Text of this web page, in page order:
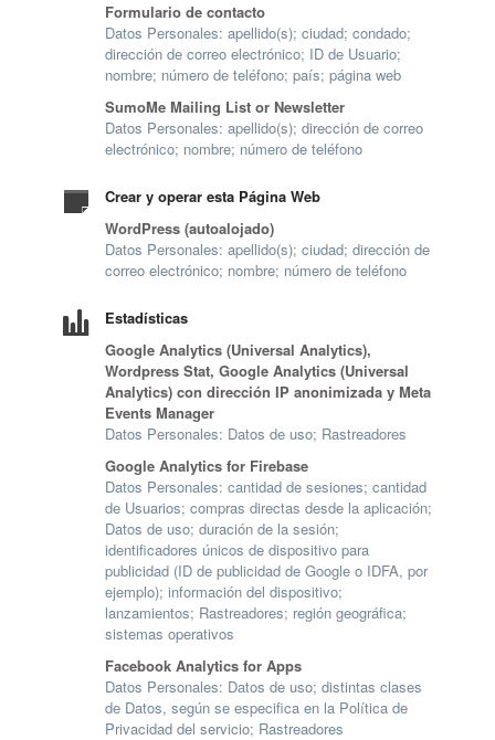
Formulario de contacto
Datos Personales: apellido(s); ciudad; condado;
dirección de correo electrónico; ID de Usuario;
nombre; número de teléfono; país; página web
SumoMe Mailing List or Newsletter
Datos Personales: apellido(s); dirección de correo
electrónico; nombre; número de teléfono
Crear y operar esta Página Web
WordPress (autoalojado)
Datos Personales: apellido(s); ciudad; dirección de
correo electrónico; nombre; número de teléfono
Estadísticas
Google Analytics (Universal Analytics),
Wordpress Stat, Google Analytics (Universal
Analytics) con dirección IP anonimizada y Meta
Events Manager
Datos Personales: Datos de uso; Rastreadores
Google Analytics for Firebase
Datos Personales: cantidad de sesiones; cantidad
de Usuarios; compras directas desde la aplicación;
Datos de uso; duración de la sesión;
identificadores únicos de dispositivo para
publicidad (ID de publicidad de Google o IDFA, por
ejemplo); información del dispositivo;
lanzamientos; Rastreadores; región geográfica;
sistemas operativos
Facebook Analytics for Apps
Datos Personales: Datos de uso; distintas clases
de Datos, según se especifica en la Política de
Privacidad del servicio; Rastreadores